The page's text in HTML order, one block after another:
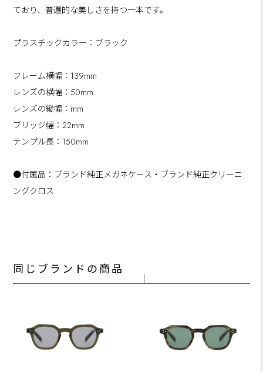
ており、普遍的な美しさを持つ一本です。
プラスチックカラー：ブラック
フレーム横幅：139mm
レンズの横幅：50mm
レンズの縦幅：mm
ブリッジ幅：22mm
テンプル長：150mm
●付属品：ブランド純正メガネケース・ブランド純正クリーニ
ングクロス
同じブランドの商品